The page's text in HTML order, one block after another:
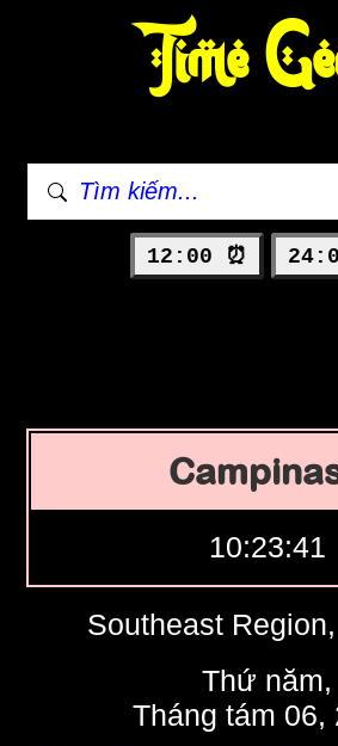
Time
12:00 ⏰
10:23:42
Southeast
Thứ năm,
Tháng tám 06,